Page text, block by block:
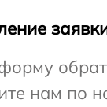
нам по